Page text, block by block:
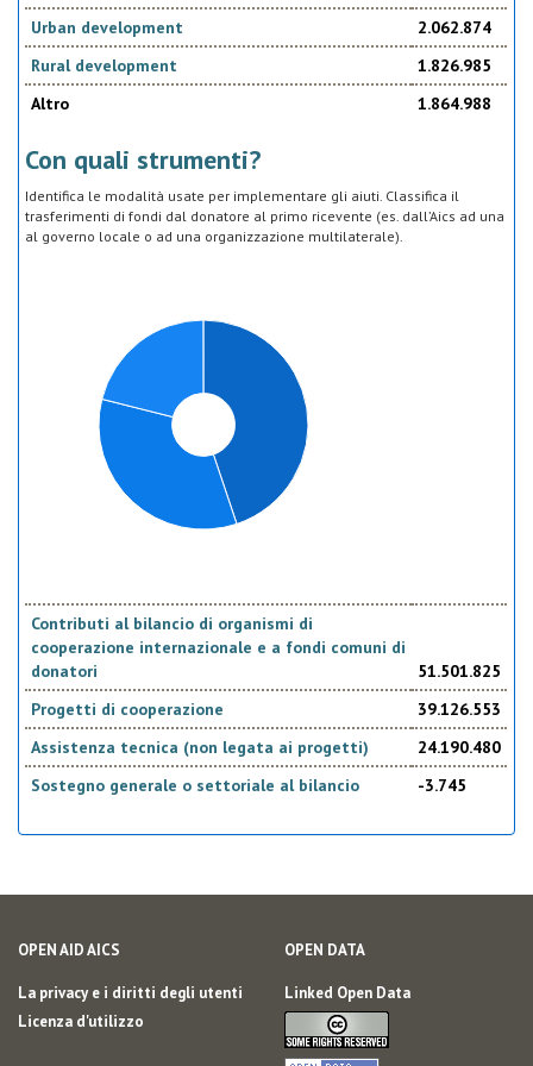
Urban development
2.062.874
Rural development
1.826.985
Altro
1.864.988
Con quali strumenti?
Identifica le modalità usate per implementare gli aiuti. Classifica il
trasferimenti di fondi dal donatore al primo ricevente (es. dall’Aics ad una
al governo locale o ad una organizzazione multilaterale).
Contributi al bilancio di organismi di
cooperazione internazionale e a fondi comuni di
donatori
51.501.825
Progetti di cooperazione
39.126.553
Assistenza tecnica (non legata ai progetti)
24.190.480
Sostegno generale o settoriale al bilancio
-3.745
OPEN AID AICS
La privacy e i diritti degli utenti
Licenza d'utilizzo
OPEN DATA
Linked Open Data